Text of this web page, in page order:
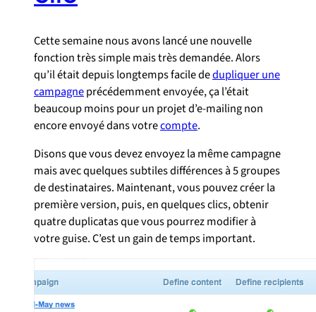
Cette semaine nous avons lancé une nouvelle
fonction très simple mais très demandée. Alors
qu’il était depuis longtemps facile dedupliquer une
campagneprécédemment envoyée, ça l’était
beaucoup moins pour un projet d’e-mailing non
encore envoyé dans votrecompte.
Disons que vous devez envoyez la même campagne
mais avec quelques subtiles différences à 5 groupes
de destinataires. Maintenant, vous pouvez créer la
première version, puis, en quelques clics, obtenir
quatre duplicatas que vous pourrez modifier à
votre guise. C’est un gain de temps important.